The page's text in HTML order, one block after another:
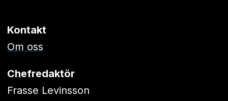
Kontakt
Om oss
Chefredaktör
Frasse Levinsson